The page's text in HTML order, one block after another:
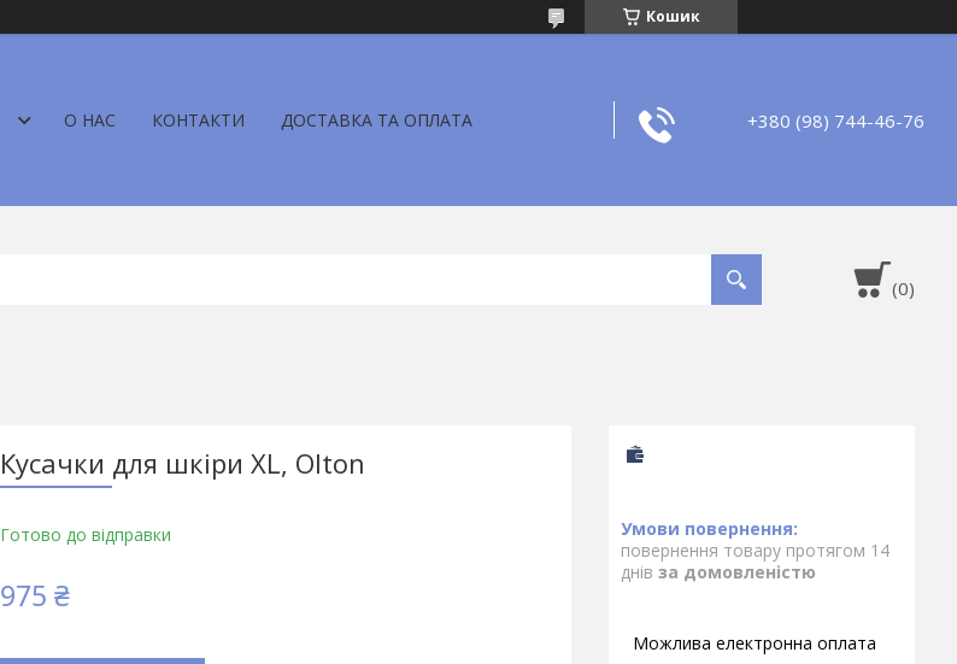
Кошик
О НАС КОНТАКТИ ДОСТАВКА ТА ОПЛАТА +380 (98) 744-46-76
Кусачки для шкіри XL, Olton
Готово до відправки
975 ₴
повернення товару протягом 14
днів за домовленістю